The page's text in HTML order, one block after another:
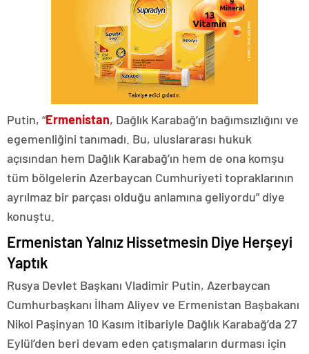
Putin, “Ermenistan, Dağlık Karabağ’ın bağımsızlığını ve
egemenliğini tanımadı. Bu, uluslararası hukuk
açısından hem Dağlık Karabağ’ın hem de ona komşu
tüm bölgelerin Azerbaycan Cumhuriyeti topraklarının
ayrılmaz bir parçası olduğu anlamına geliyordu” diye
konuştu.
Ermenistan Yalnız Hissetmesin Diye Herşeyi
Yaptık
Rusya Devlet Başkanı Vladimir Putin, Azerbaycan
Cumhurbaşkanı İlham Aliyev ve Ermenistan Başbakanı
Nikol Paşinyan 10 Kasım itibariyle Dağlık Karabağ’da 27
Eylül’den beri devam eden çatışmaların durması için